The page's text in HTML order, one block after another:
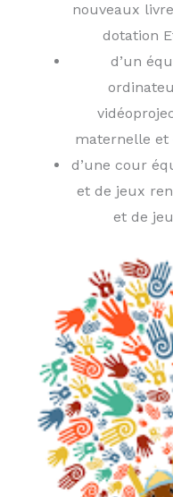
nouveaux
dotation
d’un
maternelle et
d’une cour
et de jeux
et de